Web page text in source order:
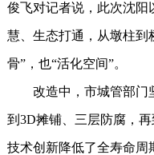
俊飞对记者说，此次沈阳
慧、生态打通，从墩柱到
骨”，也“活化空间”。
改造中，市城管部门
到3D摊铺、三层防腐，
技术创新降低了全寿命周